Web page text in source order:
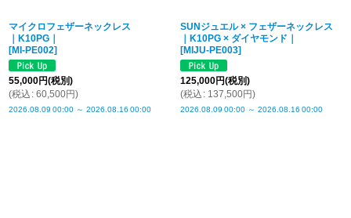
マイクロフェザーネックレス
｜K10PG｜
[MI-PE002]
55,000円(税別)
(税込 : 60,500円)
2026.08.09 00:00 ～ 2026.08.16 00:00
SUNジュエル × フェザーネックレス
｜K10PG × ダイヤモンド｜
[MIJU-PE003]
125,000円(税別)
(税込 : 137,500円)
2026.08.09 00:00 ～ 2026.08.16 00:00